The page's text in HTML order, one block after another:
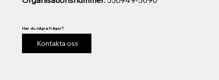
Har du några frågor?
Kontakta oss